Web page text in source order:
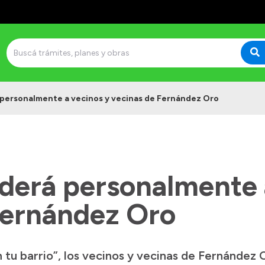
a vecinos y vecinas de Fernández Oro
Oro
tu barrio”, los vecinos y vecinas de